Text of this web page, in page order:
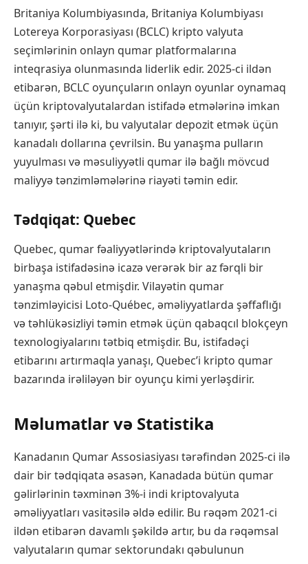
Britaniya Kolumbiyasında, Britaniya Kolumbiyası
Lotereya Korporasiyası (BCLC) kripto valyuta
seçimlərinin onlayn qumar platformalarına
inteqrasiya olunmasında liderlik edir. 2025-ci ildən
etibarən, BCLC oyunçuların onlayn oyunlar oynamaq
üçün kriptovalyutalardan istifadə etmələrinə imkan
tanıyır, şərti ilə ki, bu valyutalar depozit etmək üçün
kanadalı dollarına çevrilsin. Bu yanaşma pulların
yuyulması və məsuliyyətli qumar ilə bağlı mövcud
maliyyə tənzimləmələrinə riayəti təmin edir.
Tədqiqat: Quebec
Quebec, qumar fəaliyyətlərində kriptovalyutaların
birbaşa istifadəsinə icazə verərək bir az fərqli bir
yanaşma qəbul etmişdir. Vilayətin qumar
tənzimləyicisi Loto-Québec, əməliyyatlarda şəffaflığı
və təhlükəsizliyi təmin etmək üçün qabaqcıl blokçeyn
texnologiyalarını tətbiq etmişdir. Bu, istifadəçi
etibarını artırmaqla yanaşı, Quebec’i kripto qumar
bazarında irəliləyən bir oyunçu kimi yerləşdirir.
Məlumatlar və Statistika
Kanadanın Qumar Assosiasiyası tərəfindən 2025-ci ilə
dair bir tədqiqata əsasən, Kanadada bütün qumar
gəlirlərinin təxminən 3%-i indi kriptovalyuta
əməliyyatları vasitəsilə əldə edilir. Bu rəqəm 2021-ci
ildən etibarən davamlı şəkildə artır, bu da rəqəmsal
valyutaların qumar sektorundakı qəbulunun